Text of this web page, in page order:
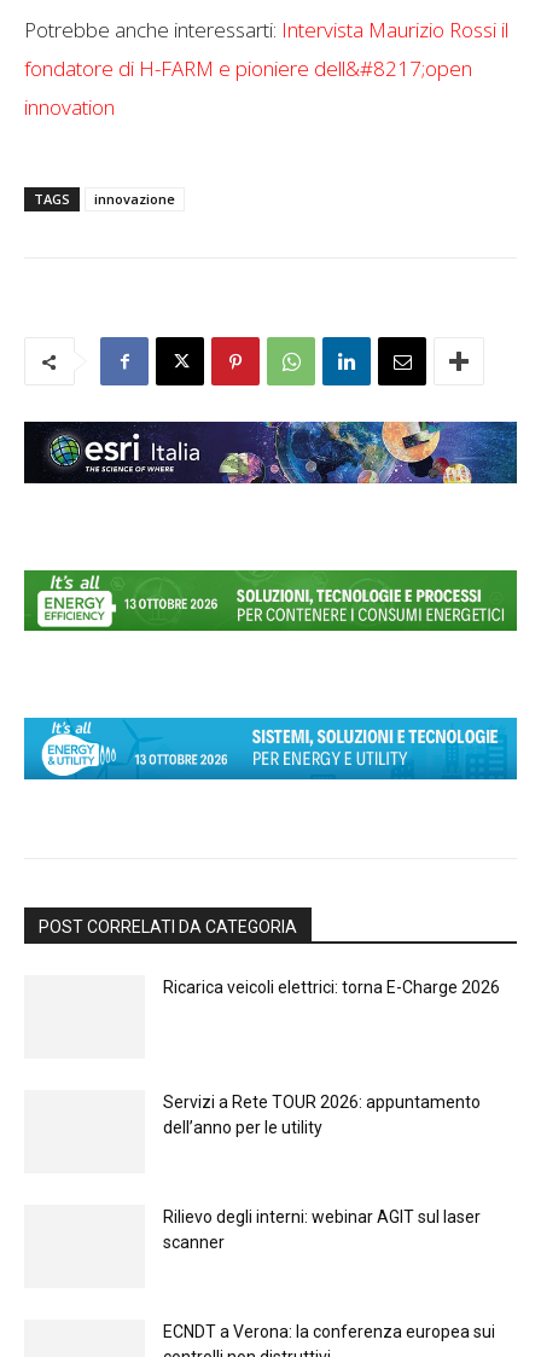
Potrebbe anche interessarti: Intervista Maurizio Rossi il
fondatore di H-FARM e pioniere dell&#8217;open
innovation
TAGS innovazione
POST CORRELATI DA CATEGORIA
Ricarica veicoli elettrici: torna E-Charge 2026
Servizi a Rete TOUR 2026: appuntamento
dell’anno per le utility
Rilievo degli interni: webinar AGIT sul laser
scanner
ECNDT a Verona: la conferenza europea sui